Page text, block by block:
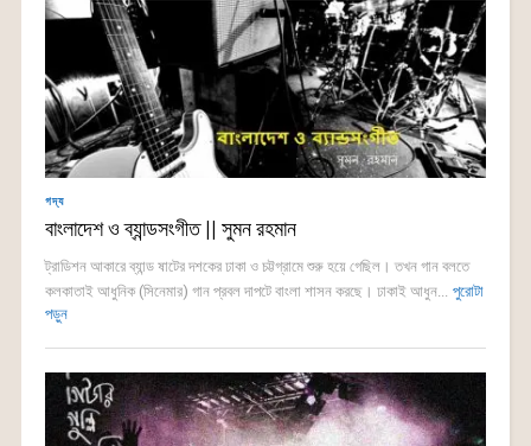
গদ্য
বাংলাদেশ ও ব্যান্ডসংগীত || সুমন রহমান
ট্রাডিশন আকারে ব্যান্ড ষাটের দশকের ঢাকা ও চট্টগ্রামে শুরু হয়ে গেছিল। তখন গান বলতে
কলকাতাই আধুনিক (সিনেমার) গান প্রবল দাপটে বাংলা শাসন করছে। ঢাকাই আধুন... পুরোটা
পড়ুন